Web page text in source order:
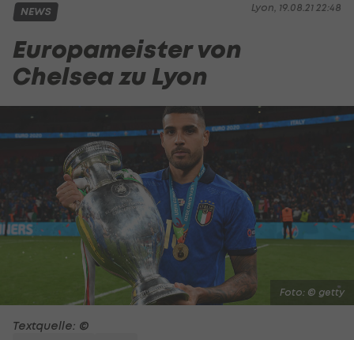
Lyon, 19.08.21 22:48
NEWS
Europameister von
Chelsea zu Lyon
Foto: © getty
Textquelle: ©